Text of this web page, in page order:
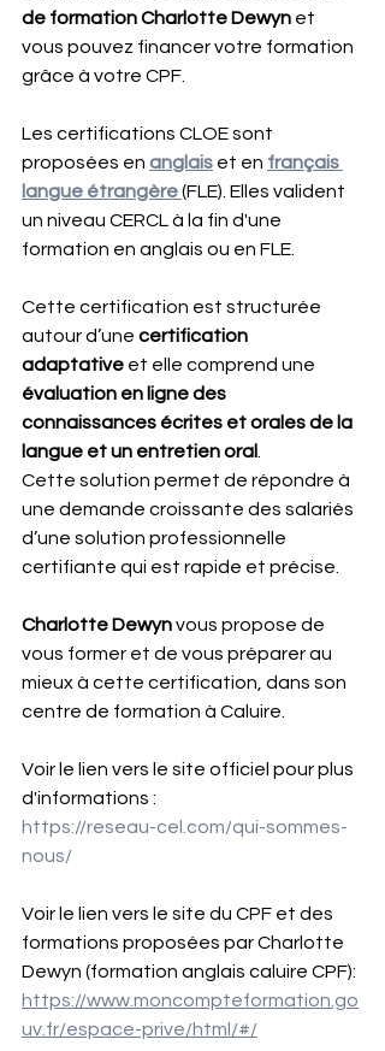
de formation Charlotte Dewyn et
vous pouvez financer votre formation
grâce à votre CPF.
Les certifications CLOE sont
proposées en anglais et en français
langue étrangère (FLE). Elles valident
un niveau CERCL à la fin d'une
formation en anglais ou en FLE.
Cette certification est structurée
autour d’une certification
adaptative et elle comprend une
évaluation en ligne des
connaissances écrites et orales de la
langue et un entretien oral
Cette solution permet de répondre à
une demande croissante des salariés
d’une solution professionnelle
certifiante qui est rapide et précise.
Charlotte Dewyn vous propose de
vous former et de vous préparer au
mieux à cette certification, dans son
centre de formation à Caluire.
Voir le lien vers le site officiel pour plus
d'informations :
https://reseau-cel.com/qui-sommes-
nous/
Voir le lien vers le site du CPF et des
formations proposées par Charlotte
Dewyn (formation anglais caluire CPF):
https://www.moncompteformation.go
uv.fr/espace-prive/html/#/